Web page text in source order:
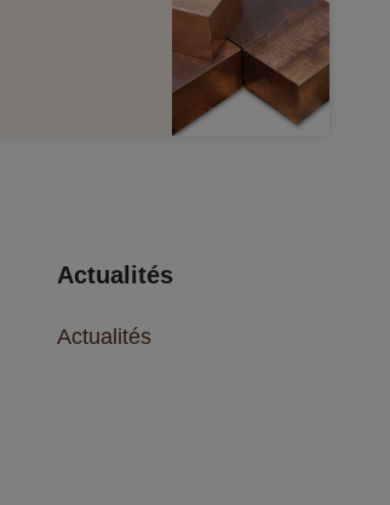
Actualités
Actualités